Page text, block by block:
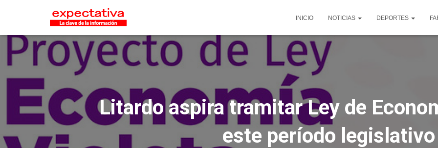
INICIO NOTICIAS DEPORTES
Litardo aspira tramitar Ley de
este período legislativo